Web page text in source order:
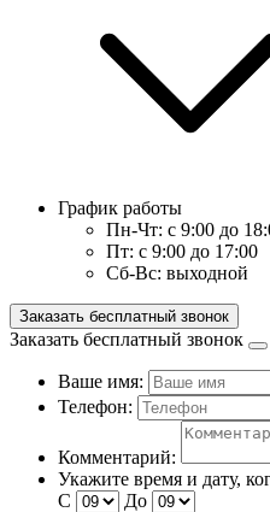
График работы
Пн-Чт: с 9:00 до
Пт: с 9:00 до 17:00
Сб-Вс: выходной
Заказать бесплатный звонок
Заказать бесплатный звонок
Ваше имя:
Телефон:
Комментарий:
Укажите время и дату,
С
До